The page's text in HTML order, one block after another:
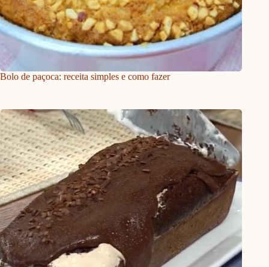
Bolo de paçoca: receita simples e como fazer